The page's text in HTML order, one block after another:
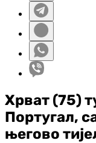
Хрват (75)
Португал,
његово